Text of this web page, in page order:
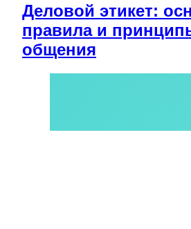
Деловой этикет:
правила и
общения